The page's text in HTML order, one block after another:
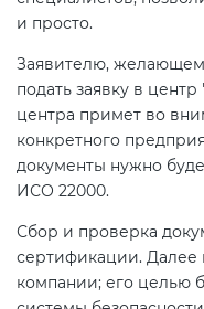
и просто.
Заявителю,
подать заявку в
центра примет во
конкретного
документы нужно
ИСО 22000.
Сбор и проверка
сертификации. Далее
компании; его целью